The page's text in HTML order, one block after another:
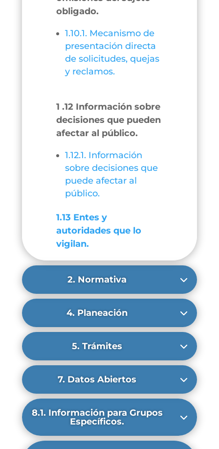
obligado.
1.10.1. Mecanismo de
presentación directa
de solicitudes, quejas
y reclamos.
1 .12 Información sobre
decisiones que pueden
afectar al público.
1.12.1. Información
sobre decisiones que
puede afectar al
público.
1.13 Entes y
autoridades que lo
vigilan.
2. Normativa
4. Planeación
5. Trámites
7. Datos Abiertos
8.1. Información para Grupos
Específicos.